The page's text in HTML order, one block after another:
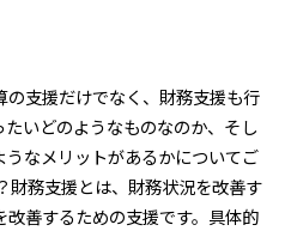
支援だけでなく、財務支援も行
いどのようなものなのか、そし
なメリットがあるかについてご
務支援とは、財務状況を改善す
善するための支援です。具体的